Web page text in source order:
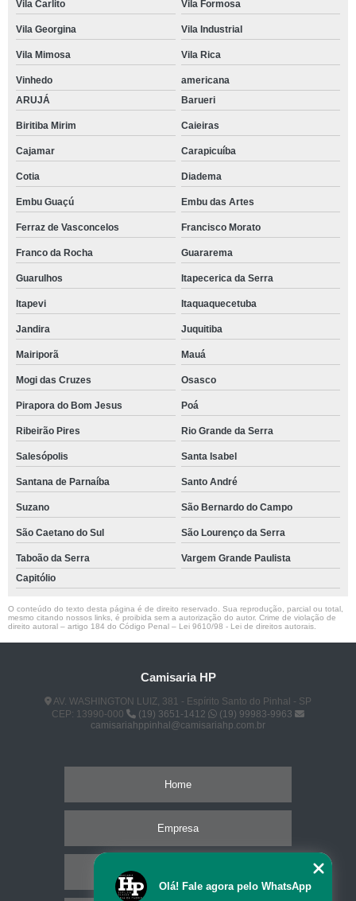
Vila Carlito Vila Formosa
Vila Georgina Vila Industrial
Vila Mimosa Vila Rica
Vinhedo
americana
ARUJÁ
Barueri
Biritiba Mirim Caieiras
Cajamar Carapicuíba
Cotia Diadema
Embu Guaçú Embu das Artes
Ferraz de Vasconcelos Francisco Morato
Franco da Rocha Guararema
Guarulhos Itapecerica da Serra
Itapevi Itaquaquecetuba
Jandira Juquitiba
Mairiporã Mauá
Mogi das Cruzes Osasco
Pirapora do Bom Jesus Poá
Ribeirão Pires Rio Grande da Serra
Salesópolis Santa Isabel
Santana de Parnaíba Santo André
Suzano São Bernardo do Campo
São Caetano do Sul São Lourenço da Serra
Taboão da Serra
Vargem Grande Paulista
Capitólio
O conteúdo do texto desta página é de direito reservado. Sua reprodução, parcial ou total,
mesmo citando nossos links, é proibida sem a autorização do autor. Crime de violação de
direito autoral – artigo 184 do Código Penal – Lei 9610/98 - Lei de direitos autorais
Camisaria HP
AV. WASHINGTON LUIZ, 381 - Espírito Santo do Pinhal - SP
CEP: 13990-000
(19) 3651-1412
(19) 99983-9963
camisariahppinhal@camisariahp.com.br
Home
Empresa
Olá! Fale agora pelo WhatsApp